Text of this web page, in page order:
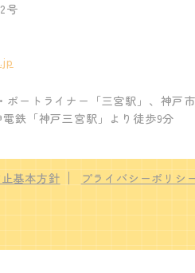
号
ートライナー「三宮駅」、神戸
鉄「神戸三宮駅」より徒歩9分
基本方針 プライバシーポリシ